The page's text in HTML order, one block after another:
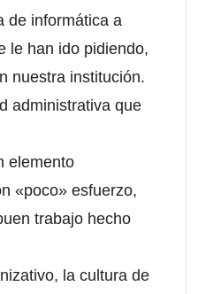
de informática a
le han ido pidiendo,
nuestra institución.
administrativa que
elemento
«poco» esfuerzo,
trabajo hecho
la cultura de